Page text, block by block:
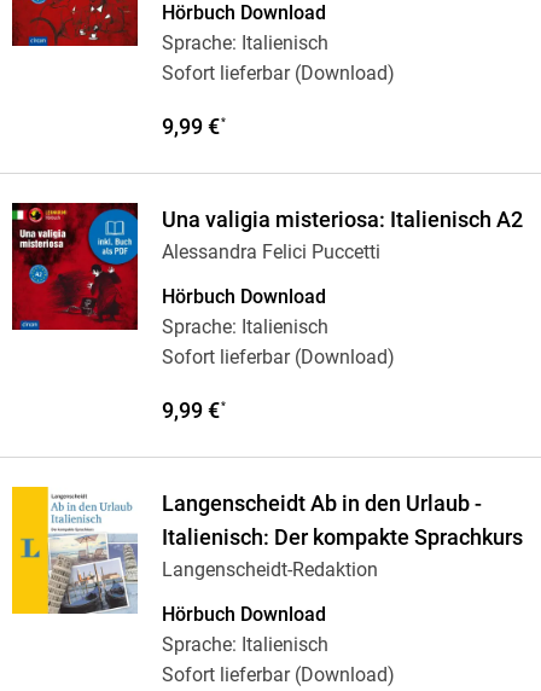
Hörbuch Download
Sprache: Italienisch
Sofort lieferbar (Download)
9,99 €*
Una valigia misteriosa: Italienisch A2
Alessandra Felici Puccetti
Hörbuch Download
Sprache: Italienisch
Sofort lieferbar (Download)
9,99 €*
Langenscheidt Ab in den Urlaub -
Italienisch: Der kompakte Sprachkurs
Langenscheidt-Redaktion
Hörbuch Download
Sprache: Italienisch
Sofort lieferbar (Download)